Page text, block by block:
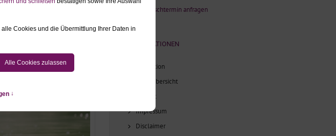
Jetzt Wunschtermin anfragen
INFORMATIONEN
Investition
Blog-Übersicht
Anfahrt
Impressum
Disclaimer